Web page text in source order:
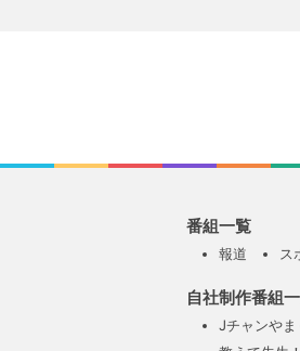
番組一覧
報道 ス
自社制作番組
Jチャンやま